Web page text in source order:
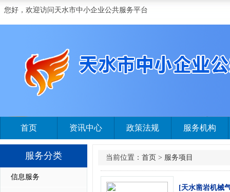
您好，欢迎访问天水市中小企业公共服务平台
首页 资讯中心 政策法规 服务机构
服务分类
信息服务
当前位置： 首页 > 服务项目
[天水凿岩机械